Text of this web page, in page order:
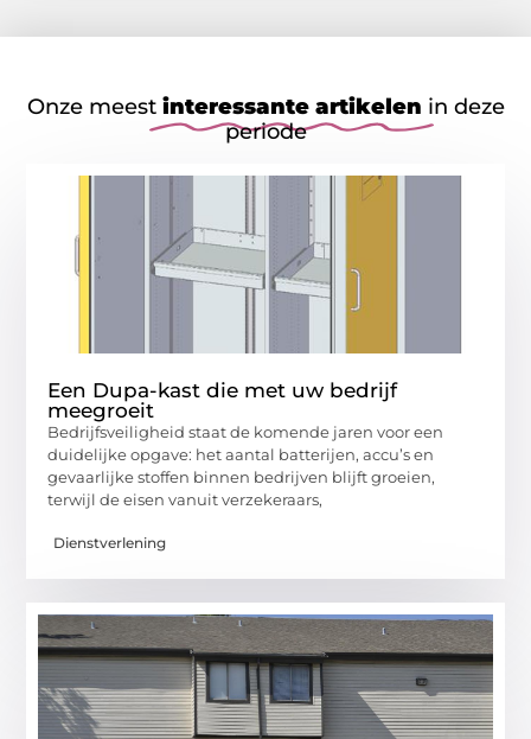
Onze meest interessante artikelen in deze
periode
Een Dupa-kast die met uw bedrijf
meegroeit
Bedrijfsveiligheid staat de komende jaren voor een
duidelijke opgave: het aantal batterijen, accu’s en
gevaarlijke stoffen binnen bedrijven blijft groeien,
terwijl de eisen vanuit verzekeraars,
Dienstverlening